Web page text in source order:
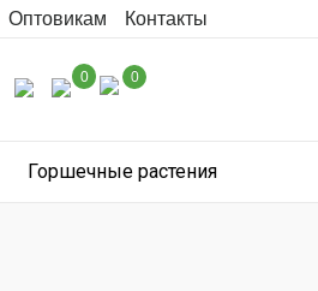
Оптовикам Контакты
0 0
Горшечные растения